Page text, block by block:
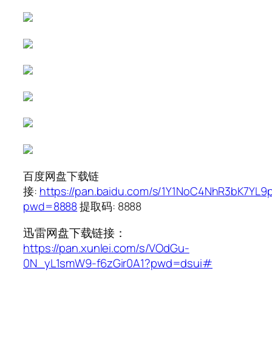
百度网盘下载链
接: https://pan.baidu.com/s/
pwd=8888提取码: 8888
迅雷网盘下载链接：
https://pan.xunlei.com/s/VOdGu-
0N_yL1smW9-f6zGir0A1?pwd=dsui#